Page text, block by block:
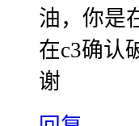
油，你是
在c3确认
谢